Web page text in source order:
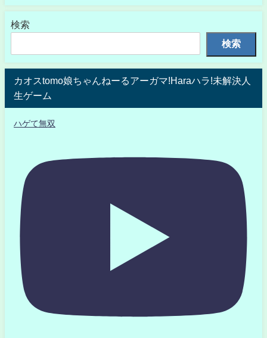
検索
検索
カオスtomo娘ちゃんねーるアーガマ!Haraハラ!未解決人
生ゲーム
ハゲて無双